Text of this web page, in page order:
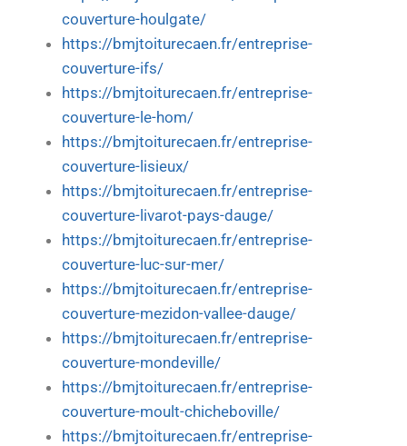
couverture-houlgate/
https://bmjtoiturecaen.fr/entreprise-
couverture-ifs/
https://bmjtoiturecaen.fr/entreprise-
couverture-le-hom/
https://bmjtoiturecaen.fr/entreprise-
couverture-lisieux/
https://bmjtoiturecaen.fr/entreprise-
couverture-livarot-pays-dauge/
https://bmjtoiturecaen.fr/entreprise-
couverture-luc-sur-mer/
https://bmjtoiturecaen.fr/entreprise-
couverture-mezidon-vallee-dauge/
https://bmjtoiturecaen.fr/entreprise-
couverture-mondeville/
https://bmjtoiturecaen.fr/entreprise-
couverture-moult-chicheboville/
https://bmjtoiturecaen.fr/entreprise-